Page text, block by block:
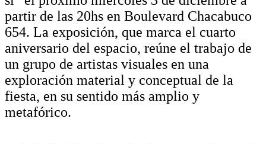
partir de las 20hs en Boulevard Chacabuco
654. La exposición, que marca el cuarto
aniversario del espacio, reúne el trabajo de
un grupo de artistas visuales en una
exploración material y conceptual de la
fiesta, en su sentido más amplio y
metafórico.